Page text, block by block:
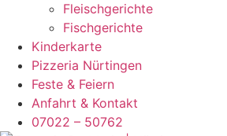
Fleischgerichte
Fischgerichte
Kinderkarte
Pizzeria Nürtingen
Feste & Feiern
Anfahrt & Kontakt
07022 – 50762